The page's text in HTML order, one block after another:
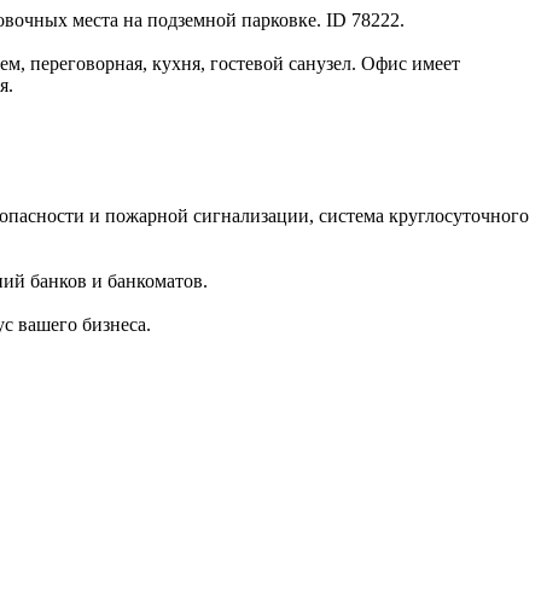
места на подземной парковке. ID 78222.
переговорная, кухня, гостевой санузел. Офис имеет
и пожарной сигнализации, система круглосуточного
банков и банкоматов.
вашего бизнеса.